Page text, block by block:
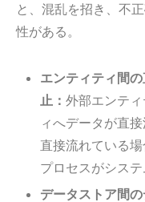
と、混乱を招き、不
性がある。
エンティティ間
止： 外部エンテ
ィへデータが直
直接流れている
プロセスがシステ
データストア間